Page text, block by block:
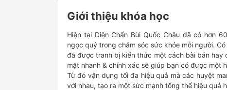
Giới thiệu khóa học
Hiện tại Diện Chẩn Bùi Quốc Châu đã có hơn
ngọc quý trong chăm sóc sức khỏe mỗi người.
đã được tranh bị kiến thức một cách bài bản hay
mặt nhanh & chính xác sẽ giúp bạn có được
Từ đó vận dụng tối đa hiệu quả mà các huyệt
với nhau, tạo ra một sức mạnh tổng thể hiệu quả